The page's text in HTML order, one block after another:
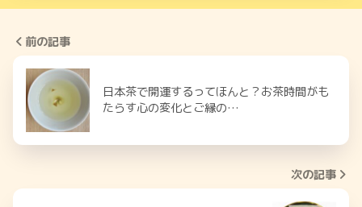
前の記事
日本茶で開運するってほんと？お茶時間がも
たらす心の変化とご縁の…
次の記事